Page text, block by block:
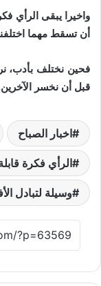
واخيرا يبقى الرأي
أن تسقط مهما
فحين نختلف بأدب،
قبل أن نخسر
اخبار الصباح
الرأي فكرة
وسيلة لتبادل